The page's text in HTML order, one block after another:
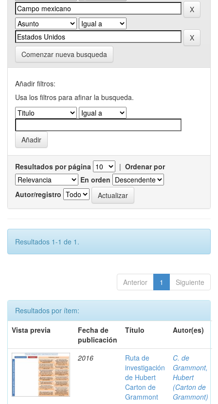
Comenzar nueva busqueda
Añadir filtros:
Usa los filtros para afinar la busqueda.
Resultados por página | Ordenar por
En orden
Autor/registro
Resultados 1-1 de 1.
Anterior 1 Siguiente
Resultados por ítem:
Vista previa
Fecha de
publicación
Título Autor(es)
2016
Ruta de
investigación
de Hubert
Carton de
Grammont
C. de
Grammont,
Hubert
(Carton de
Grammont)